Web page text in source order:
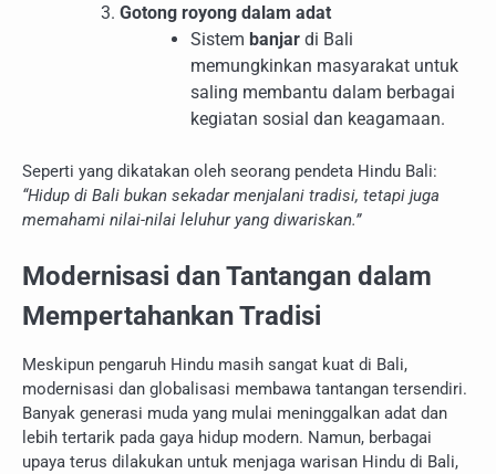
Gotong royong dalam adat
Sistem banjar di Bali
memungkinkan masyarakat untuk
saling membantu dalam berbagai
kegiatan sosial dan keagamaan.
Seperti yang dikatakan oleh seorang pendeta Hindu Bali:
“Hidup di Bali bukan sekadar menjalani tradisi, tetapi juga
memahami nilai-nilai leluhur yang diwariskan.”
Modernisasi dan Tantangan dalam
Mempertahankan Tradisi
Meskipun pengaruh Hindu masih sangat kuat di Bali,
modernisasi dan globalisasi membawa tantangan tersendiri.
Banyak generasi muda yang mulai meninggalkan adat dan
lebih tertarik pada gaya hidup modern. Namun, berbagai
upaya terus dilakukan untuk menjaga warisan Hindu di Bali,